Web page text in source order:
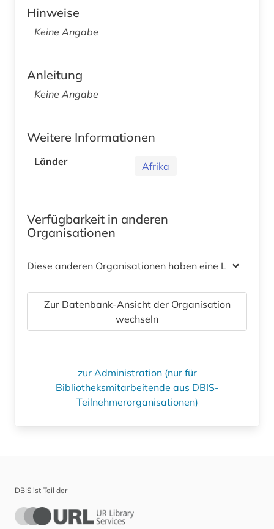
Hinweise
Keine Angabe
Anleitung
Keine Angabe
Weitere Informationen
Länder Afrika
Verfügbarkeit in anderen
Organisationen
Diese anderen Organisationen haben eine Lizenz
Zur Datenbank-Ansicht der Organisation
wechseln
zur Administration (nur für
Bibliotheksmitarbeitende aus DBIS-
Teilnehmerorganisationen)
DBIS ist Teil der